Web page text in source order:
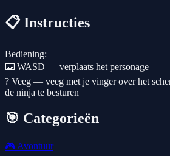
📋 Instructies
Bediening:
⌨️ WASD — verplaats het personage
? Veeg — veeg met je vinger over het
de ninja te besturen
🎯 Categorieën
🎮 Avontuur